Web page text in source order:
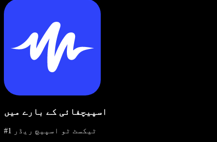
اسپیچفائی کے بارے میں
#1 ٹیکسٹ ٹو اسپیچ ریڈر